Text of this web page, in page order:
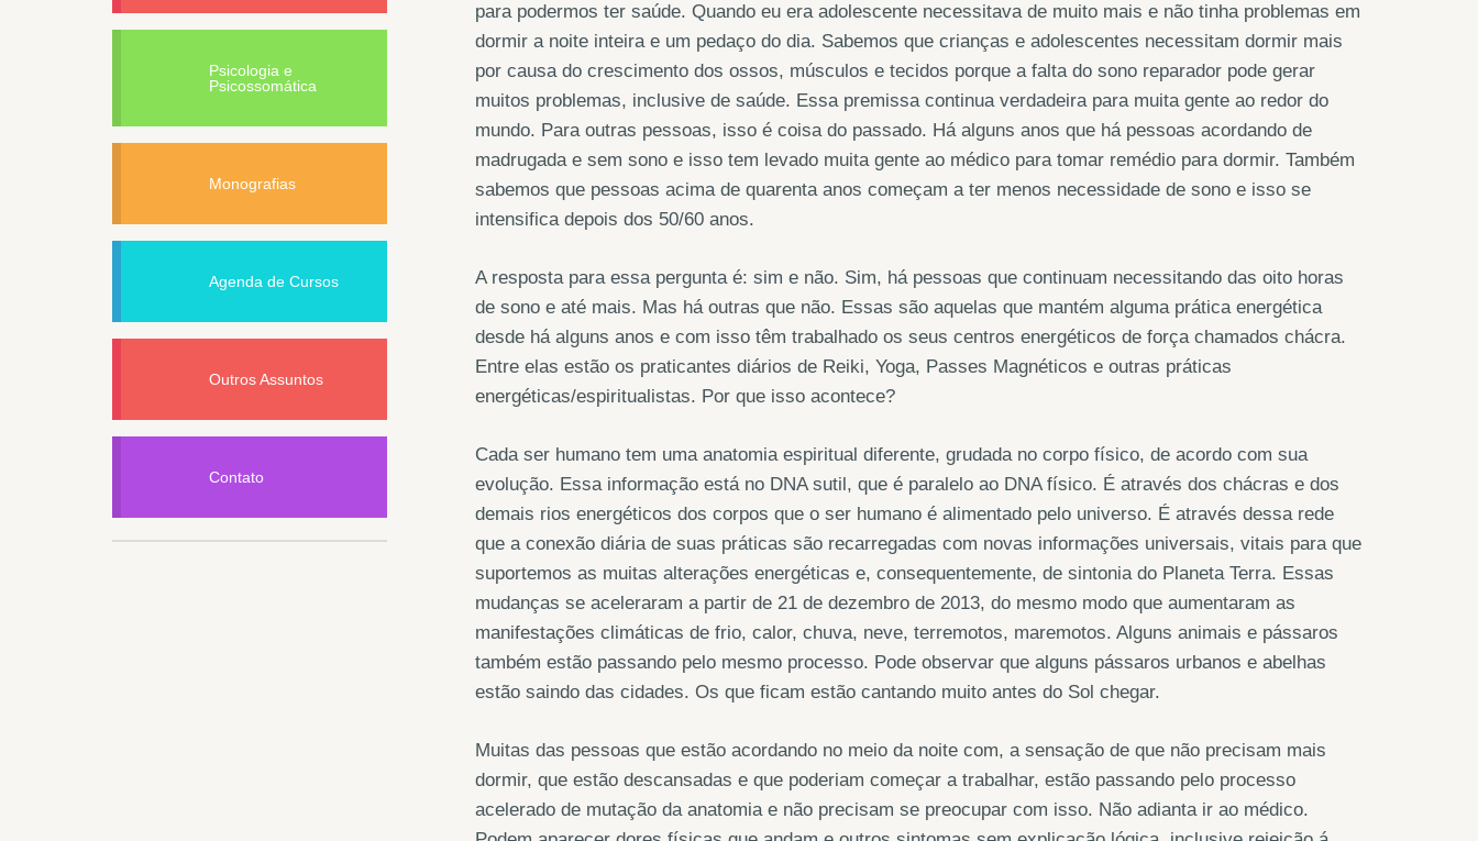
para podermos ter saúde. Quando eu era adolescente necessitava de muito mais e não tinha problemas em
dormir a noite inteira e um pedaço do dia. Sabemos que crianças e adolescentes necessitam dormir mais
por causa do crescimento dos ossos, músculos e tecidos porque a falta do sono reparador pode gerar
muitos problemas, inclusive de saúde. Essa premissa continua verdadeira para muita gente ao redor do
mundo. Para outras pessoas, isso é coisa do passado. Há alguns anos que há pessoas acordando de
madrugada e sem sono e isso tem levado muita gente ao médico para tomar remédio para dormir. Também
sabemos que pessoas acima de quarenta anos começam a ter menos necessidade de sono e isso se
intensifica depois dos 50/60 anos.
A resposta para essa pergunta é: sim e não. Sim, há pessoas que continuam necessitando das oito horas
de sono e até mais. Mas há outras que não. Essas são aquelas que mantém alguma prática energética
desde há alguns anos e com isso têm trabalhado os seus centros energéticos de força chamados chácra.
Entre elas estão os praticantes diários de Reiki, Yoga, Passes Magnéticos e outras práticas
energéticas/espiritualistas. Por que isso acontece?
Cada ser humano tem uma anatomia espiritual diferente, grudada no corpo físico, de acordo com sua
evolução. Essa informação está no DNA sutil, que é paralelo ao DNA físico. É através dos chácras e dos
demais rios energéticos dos corpos que o ser humano é alimentado pelo universo. É através dessa rede
que a conexão diária de suas práticas são recarregadas com novas informações universais, vitais para que
suportemos as muitas alterações energéticas e, consequentemente, de sintonia do Planeta Terra. Essas
mudanças se aceleraram a partir de 21 de dezembro de 2013, do mesmo modo que aumentaram as
manifestações climáticas de frio, calor, chuva, neve, terremotos, maremotos. Alguns animais e pássaros
também estão passando pelo mesmo processo. Pode observar que alguns pássaros urbanos e abelhas
estão saindo das cidades. Os que ficam estão cantando muito antes do Sol chegar.
Muitas das pessoas que estão acordando no meio da noite com, a sensação de que não precisam mais
dormir, que estão descansadas e que poderiam começar a trabalhar, estão passando pelo processo
acelerado de mutação da anatomia e não precisam se preocupar com isso. Não adianta ir ao médico.
Psicologia e
Psicossomática
Monografias
Agenda de Cursos
Outros Assuntos
Contato